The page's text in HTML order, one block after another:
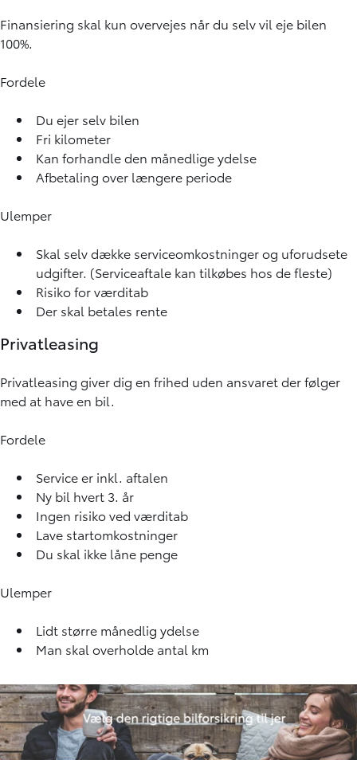
Finansiering skal kun overvejes når du selv vil eje bilen
100%.
Fordele
Du ejer selv bilen
Fri kilometer
Kan forhandle den månedlige ydelse
Afbetaling over længere periode
Ulemper
Skal selv dække serviceomkostninger og uforudsete
udgifter. (Serviceaftale kan tilkøbes hos de fleste)
Risiko for værditab
Der skal betales rente
Privatleasing
Privatleasing giver dig en frihed uden ansvaret der følger
med at have en bil.
Fordele
Service er inkl. aftalen
Ny bil hvert 3. år
Ingen risiko ved værditab
Lave startomkostninger
Du skal ikke låne penge
Ulemper
Lidt større månedlig ydelse
Man skal overholde antal km